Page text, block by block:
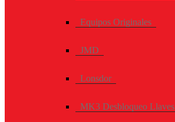
Equipos Originales
JMD
Lonsdor
MK3 Desbloqueo Llaves